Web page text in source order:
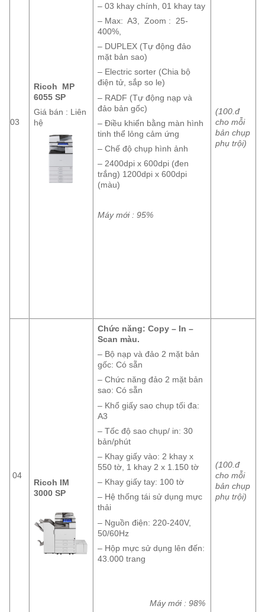
03
Ricoh MP
6055 SP
Giá bán : Liên
hệ
– 03 khay chính, 01 khay tay
– Max: A3, Zoom : 25-
400%,
– DUPLEX (Tự động đảo
mặt bản sao)
– Electric sorter (Chia bộ
điện tử, sắp so le)
– RADF (Tự động nạp và
đảo bản gốc)
– Điều khiển bằng màn hình
tinh thể lỏng cảm ứng
– Chế độ chụp hình ảnh
– 2400dpi x 600dpi (đen
trắng) 1200dpi x 600dpi
(màu)
Máy mới : 95%
(100.đ
cho mỗi
bản chụp
phụ trội)
04
Ricoh IM
3000 SP
Chức năng: Copy – In –
Scan màu.
– Bộ nạp và đảo 2 mặt bản
gốc: Có sẵn
– Chức năng đảo 2 mặt bản
sao: Có sẵn
– Khổ giấy sao chụp tối đa:
A3
– Tốc độ sao chụp/ in: 30
bản/phút
– Khay giấy vào: 2 khay x
550 tờ, 1 khay 2 x 1.150 tờ
– Khay giấy tay: 100 tờ
– Hệ thống tái sử dụng mực
thải
– Nguồn điện: 220-240V,
50/60Hz
– Hộp mực sử dụng lên đến:
43.000 trang
Máy mới : 98%
(100.đ
cho mỗi
bản chụp
phụ trội)